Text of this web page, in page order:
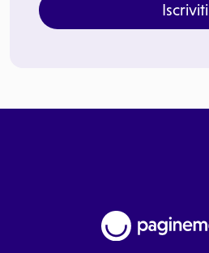
Iscriviti